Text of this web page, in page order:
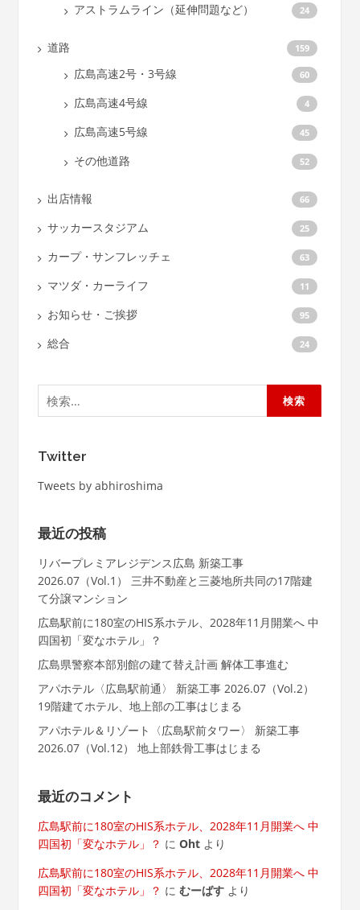
アストラムライン（延伸問題など） 24
道路 159
広島高速2号・3号線 60
広島高速4号線 4
広島高速5号線 45
その他道路 52
出店情報 66
サッカースタジアム 25
カープ・サンフレッチェ 63
マツダ・カーライフ 11
お知らせ・ご挨拶 95
総合 24
検
索:
Twitter
Tweets by abhiroshima
最近の投稿
リバープレミアレジデンス広島 新築工事
2026.07（Vol.1） 三井不動産と三菱地所共同の17階建
て分譲マンション
広島駅前に180室のHIS系ホテル、2028年11月開業へ 中
四国初「変なホテル」？
広島県警察本部別館の建て替え計画 解体工事進む
アパホテル〈広島駅前通〉 新築工事 2026.07（Vol.2）
19階建てホテル、地上部の工事はじまる
アパホテル＆リゾート〈広島駅前タワー〉 新築工事
2026.07（Vol.12） 地上部鉄骨工事はじまる
最近のコメント
広島駅前に180室のHIS系ホテル、2028年11月開業へ 中
四国初「変なホテル」？ に Ohtより
広島駅前に180室のHIS系ホテル、2028年11月開業へ 中
四国初「変なホテル」？ に むーばすより